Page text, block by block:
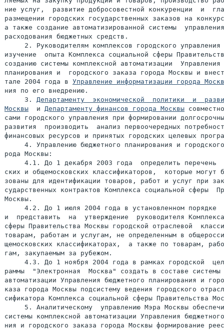
ние услуг,  развитие добросовестной конкуренции  и
размещении городских государственных заказов на
а также создание автоматизированной системы
расходования бюджетных средств.
2. Руководителям комплексов городского управления
изучение  опыта Комплекса социальной сферы
созданию системы комплексной автоматизации
планирования и  городского заказа города Москвы и
тале 2004 года в Управление информатизации города
ния по его внедрению.
     3.
Департаменту  экономической  политики  и
Москвы
  и
Департаменту финансов города Москвы
сами городского управления при формировании
развития  производить  анализ первоочередных
финансовых ресурсов и принятых городских целевых
4. Управлению бюджетного планирования и
рода Москвы:
4.1. До 1 декабря 2003 года  определить перечень
ских и общемосковских классификаторов,  которые могут
зованы для идентификации товаров, работ и услуг при
сударственных контрактов Комплекса социальной сферы
Москвы.
4.2. До 1 июля 2004 года в установленном порядке
и  представить  на  утверждение  руководителя
сферы Правительства Москвы городской отраслевой
товарам, работам и услугам, не определенным в
щемосковских классификаторах,  а также по товарам,
гам, закупаемым за рубежом.
4.3. До 1 ноября 2004 года в рамках городской
раммы  "Электронная  Москва" создать в составе системы
автоматизации Управления бюджетного планирования и
каза города Москвы подсистему ведения городского
сификатора Комплекса социальной сферы Правительства
5. Аналитическому  управлению Мэра Москвы
системы комплексной автоматизации Управления
ния и городского заказа города Москвы формирование